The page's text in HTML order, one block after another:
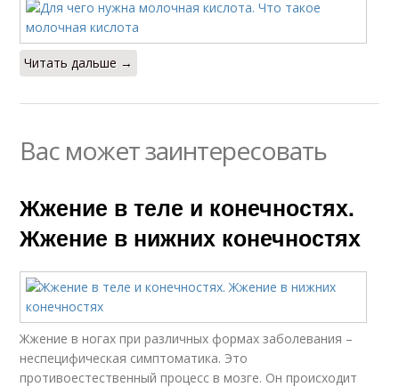
Читать дальше →
Вас может заинтересовать
Жжение в теле и конечностях.
Жжение в нижних конечностях
Жжение в ногах при различных формах заболевания –
неспецифическая симптоматика. Это
противоестественный процесс в мозге. Он происходит